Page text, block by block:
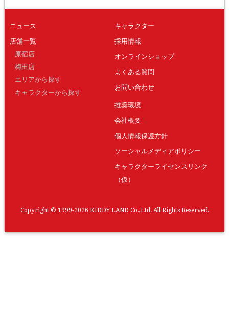
ニュース
店舗一覧
原宿店
梅田店
エリアから探す
キャラクターから探す
キャラクター
採用情報
オンラインショップ
よくある質問
お問い合わせ
推奨環境
会社概要
個人情報保護方針
ソーシャルメディアポリシー
キャラクターライセンスリンク
（仮）
Copyright © 1999-2026 KIDDY LAND Co.,Ltd. All Rights Reserved.